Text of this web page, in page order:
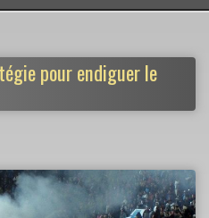
pour endiguer le